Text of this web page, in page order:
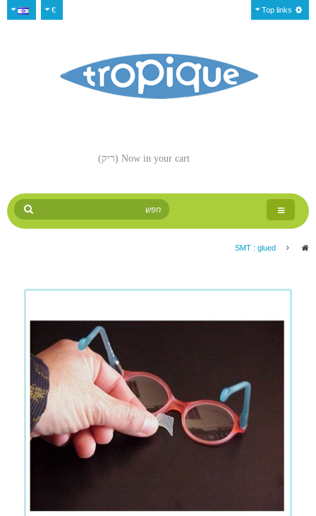
€ Top links
Now in your cart (ריק)
Toggle
navigation
>